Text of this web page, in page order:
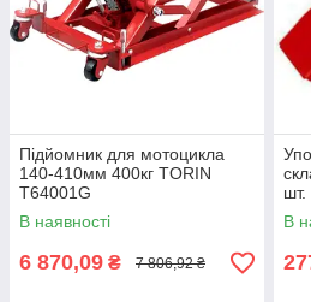
Підйомник для мотоцикла
140-410мм 400кг TORIN
T64001G
В наявності
6 870,09 ₴ 7 806,92 ₴
шт.
В